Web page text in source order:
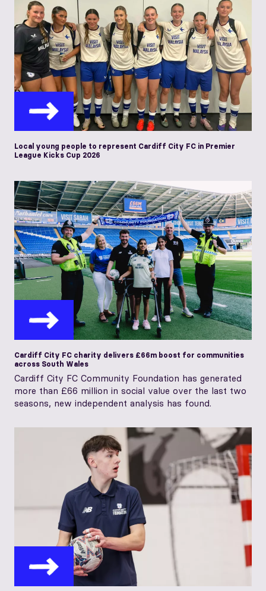
Local young people to represent Cardiff City FC in Premier
League Kicks Cup 2026
Cardiff City FC charity delivers £66m boost for communities
across South Wales
Cardiff City FC Community Foundation has generated
more than £66 million in social value over the last two
seasons, new independent analysis has found.